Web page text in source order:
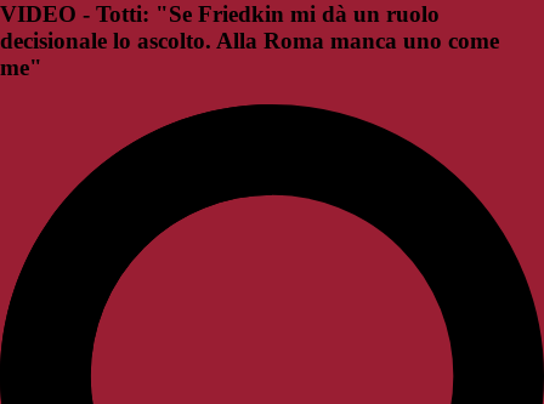
VIDEO - Totti: "Se Friedkin mi dà un ruolo
decisionale lo ascolto. Alla Roma manca uno come
me"